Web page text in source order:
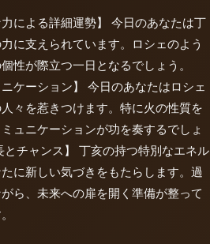
力による詳細運勢】 今日のあなたは丁
に支えられています。ロシェのよう
性が際立つ一日となるでしょう。
ニケーション】 今日のあなたはロシェ
々を惹きつけます。特に火の性質を
ュニケーションが功を奏するでしょ
とチャンス】 丁亥の持つ特別なエネル
に新しい気づきをもたらします。過
ら、未来への扉を開く準備が整って